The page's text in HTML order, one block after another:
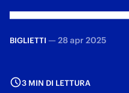
BIGLIETTI — 28 apr 2025
3 MIN DI LETTURA